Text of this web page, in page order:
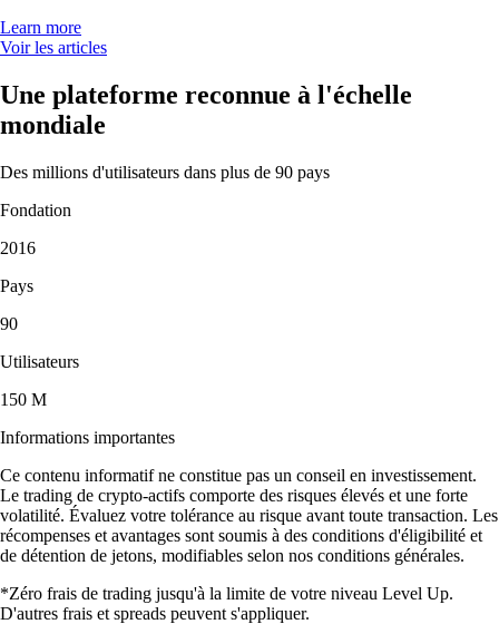
Learn more
Voir les articles
Une plateforme reconnue à l'échelle
mondiale
Des millions d'utilisateurs dans plus de 90 pays
Fondation
2016
Pays
90
Utilisateurs
150 M
Informations importantes
Ce contenu informatif ne constitue pas un conseil en investissement.
Le trading de crypto-actifs comporte des risques élevés et une forte
volatilité. Évaluez votre tolérance au risque avant toute transaction. Les
récompenses et avantages sont soumis à des conditions d'éligibilité et
de détention de jetons, modifiables selon nos conditions générales.
*Zéro frais de trading jusqu'à la limite de votre niveau Level Up.
D'autres frais et spreads peuvent s'appliquer.